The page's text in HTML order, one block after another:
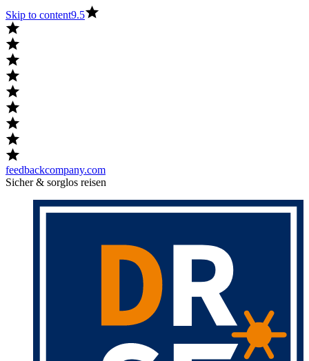
Skip to content9.5
feedbackcompany.com
Sicher & sorglos reisen